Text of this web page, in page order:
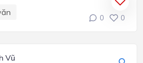
0 0
Vũ